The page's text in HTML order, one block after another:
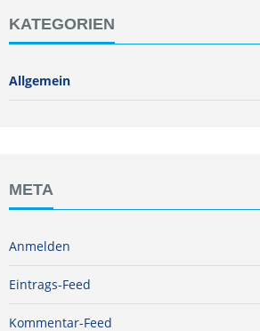
KATEGORIEN
Allgemein
META
Anmelden
Eintrags-Feed
Kommentar-Feed